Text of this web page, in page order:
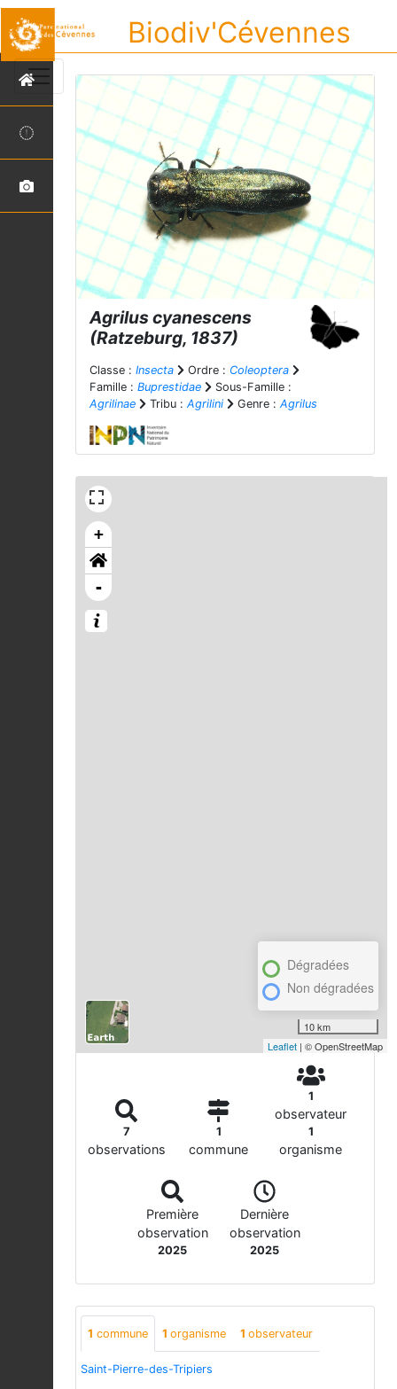
Biodiv'Cévennes
Agrilus cyanescens
(Ratzeburg, 1837)
Classe : Insecta Ordre : Coleoptera
Famille : Buprestidae
Sous-Famille :
Agrilinae
Tribu : Agrilini Genre : Agrilus
+
-
Dégradées
Non dégradées
10 km
Leaflet | © OpenStreetMap
7
observations
1
commune
1
observateur
1
organisme
Première
observation
2025
Dernière
observation
2025
1 commune 1 organisme 1 observateur
Saint-Pierre-des-Tripiers